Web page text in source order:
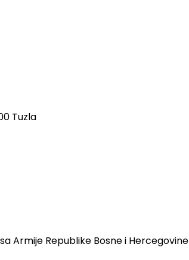
Tuzla
Armije Republike Bosne i Hercegovine